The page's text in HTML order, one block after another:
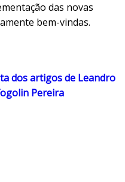
das novas
bem-vindas.
dos artigos de Leandro
Pereira